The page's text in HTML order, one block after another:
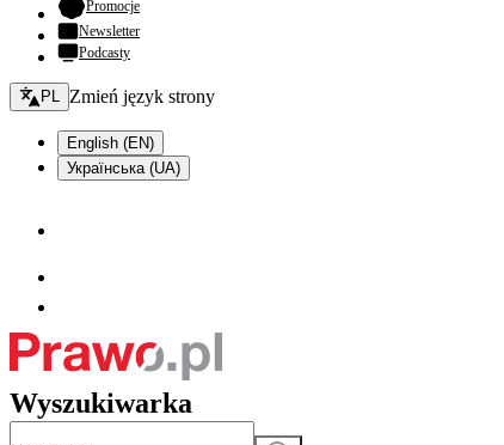
Promocje- otwiera się w nowej karcie
Newsletter
Podcasty
Zmień język - bieżący:
PL Zmień język strony
English (EN)
Українська (UA)
Wyszukiwarka